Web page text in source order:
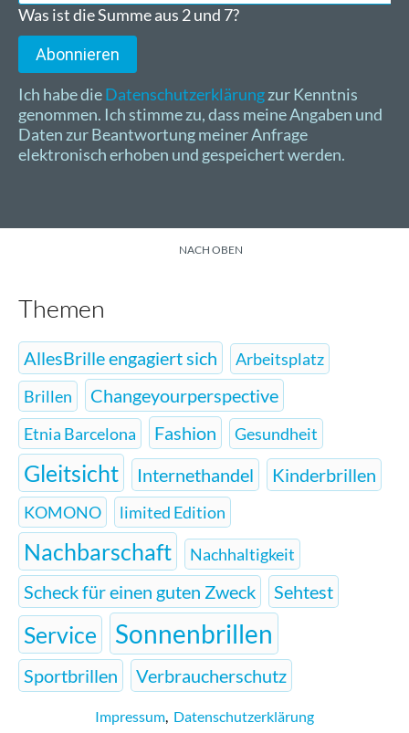
Was ist die Summe aus 2 und 7?
Abonnieren
Ich habe dieDatenschutzerklärungzur Kenntnis
genommen. Ich stimme zu, dass meine Angaben und
Daten zur Beantwortung meiner Anfrage
elektronisch erhoben und gespeichert werden.
NACH OBEN
Themen
AllesBrille engagiert sich
Arbeitsplatz
Brillen
Changeyourperspective
Etnia Barcelona Fashion Gesundheit
Gleitsicht Internethandel Kinderbrillen
KOMONO limited Edition
Nachbarschaft Nachhaltigkeit
Scheck für einen guten Zweck Sehtest
Service Sonnenbrillen
Sportbrillen Verbraucherschutz
Impressum, Datenschutzerklärung